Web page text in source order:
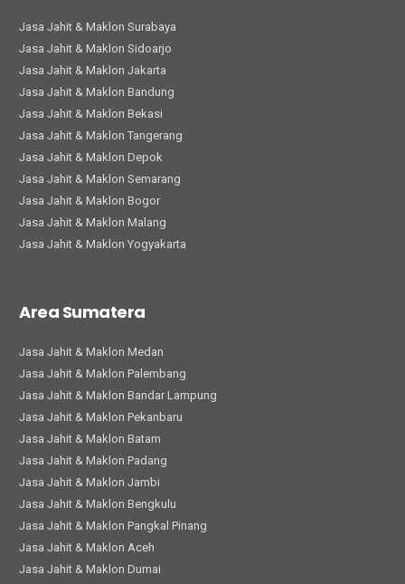
Jasa Jahit & Maklon Surabaya
Jasa Jahit & Maklon Sidoarjo
Jasa Jahit & Maklon Jakarta
Jasa Jahit & Maklon Bandung
Jasa Jahit & Maklon Bekasi
Jasa Jahit & Maklon Tangerang
Jasa Jahit & Maklon Depok
Jasa Jahit & Maklon Semarang
Jasa Jahit & Maklon Bogor
Jasa Jahit & Maklon Malang
Jasa Jahit & Maklon Yogyakarta
Area Sumatera
Jasa Jahit & Maklon Medan
Jasa Jahit & Maklon Palembang
Jasa Jahit & Maklon Bandar Lampung
Jasa Jahit & Maklon Pekanbaru
Jasa Jahit & Maklon Batam
Jasa Jahit & Maklon Padang
Jasa Jahit & Maklon Jambi
Jasa Jahit & Maklon Bengkulu
Jasa Jahit & Maklon Pangkal Pinang
Jasa Jahit & Maklon Aceh
Jasa Jahit & Maklon Dumai